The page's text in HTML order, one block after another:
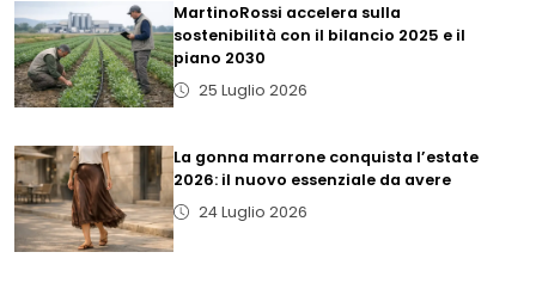
MartinoRossi accelera sulla
sostenibilità con il bilancio 2025 e il
piano 2030
25 Luglio 2026
La gonna marrone conquista l’estate
2026: il nuovo essenziale da avere
24 Luglio 2026